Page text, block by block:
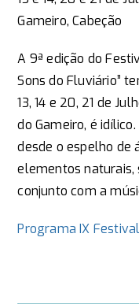
Gameiro, Cabeção
A 9ª edição do
Sons do Fluviário”
13, 14 e 20, 21 de
do Gameiro, é
desde o espelho de
elementos naturais,
conjunto com a
Programa IX Festival